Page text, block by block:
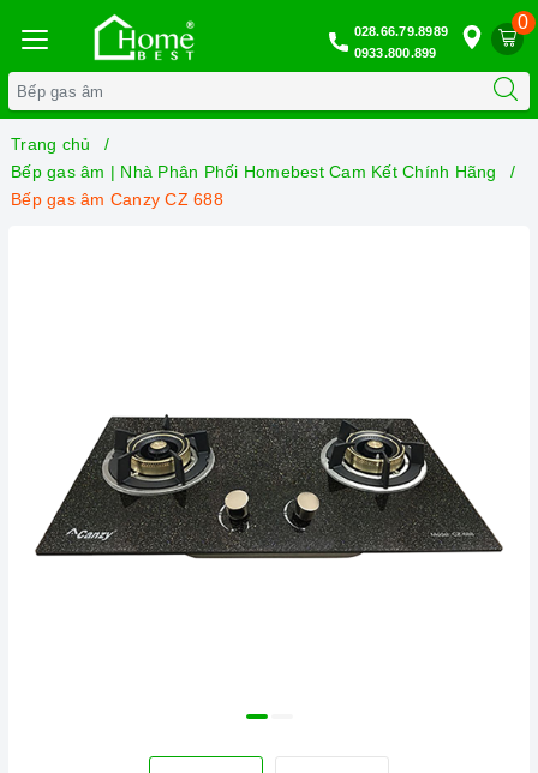
0
028.66.79.8989
0933.800.899
Trang chủ
Bếp gas âm | Nhà Phân Phối Homebest Cam Kết Chính Hãng
Bếp gas âm Canzy CZ 688